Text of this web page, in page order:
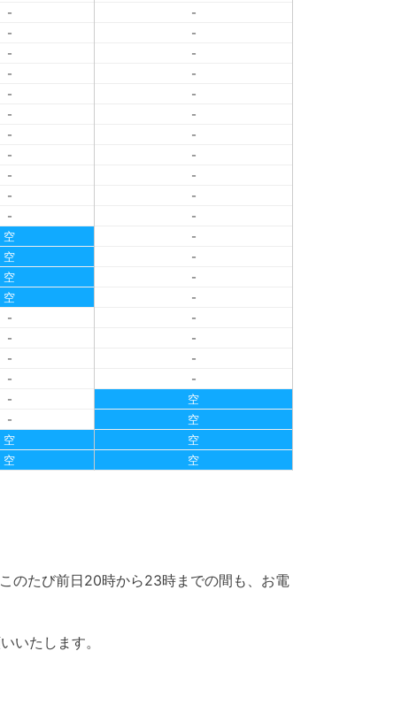
-
-
-
-
-
-
-
-
-
-
-
-
-
-
-
-
-
-
-
-
-
-
空
-
空
-
空
-
空
-
-
-
-
-
-
-
-
-
-
空
-
空
空
空
空 空
のたび前日20時から23時までの間も、お電
いたします。